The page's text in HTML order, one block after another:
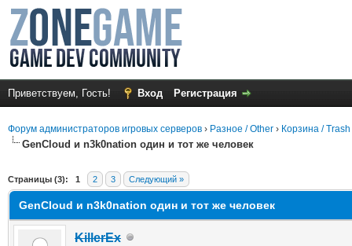
Приветствуем, Гость! Вход Регистрация
Форум администраторов игровых серверов › Разное / Other › Корзина / Trash
GenCloud и n3k0nation один и тот же человек
Страницы (3): 1 2 3 Следующий »
GenCloud и n3k0nation один и тот же человек
KillerEx